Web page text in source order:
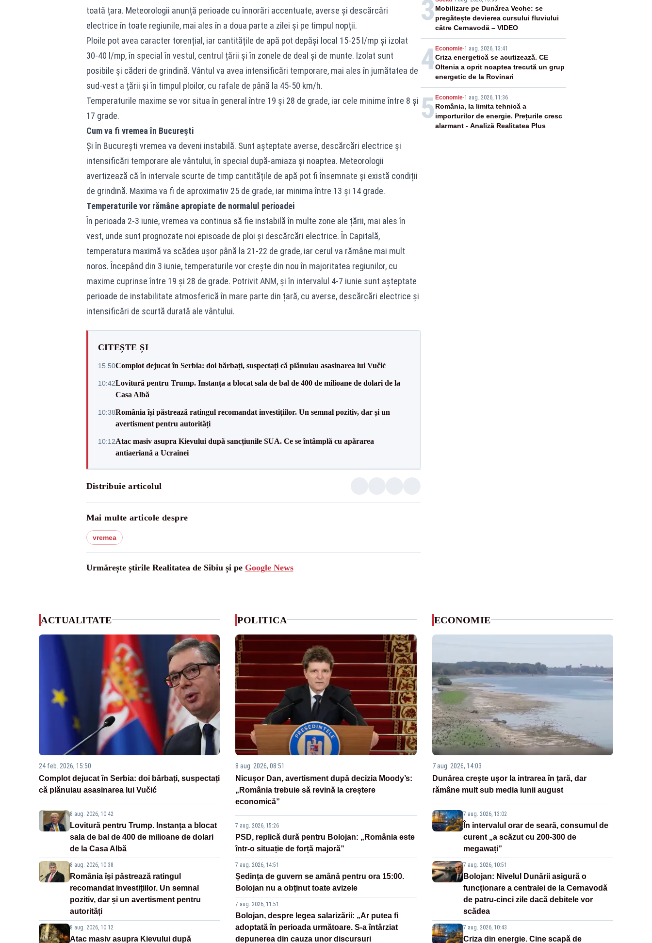
toată țara. Meteorologii anunță perioade cu înnorări accentuate, averse și descărcări
electrice în toate regiunile, mai ales în a doua parte a zilei și pe timpul nopții.
Ploile pot avea caracter torențial, iar cantitățile de apă pot depăși local 15-25 l/mp și izolat
30-40 l/mp, în special în vestul, centrul țării și în zonele de deal și de munte. Izolat sunt
posibile și căderi de grindină. Vântul va avea intensificări temporare, mai ales în jumătatea de
sud-vest a țării și în timpul ploilor, cu rafale de până la 45-50 km/h.
Temperaturile maxime se vor situa în general între 19 și 28 de grade, iar cele minime între 8 și
17 grade.
Cum va fi vremea în București
Și în București vremea va deveni instabilă. Sunt așteptate averse, descărcări electrice și
intensificări temporare ale vântului, în special după-amiaza și noaptea. Meteorologii
avertizează că în intervale scurte de timp cantitățile de apă pot fi însemnate și există condiții
de grindină. Maxima va fi de aproximativ 25 de grade, iar minima între 13 și 14 grade.
Temperaturile vor rămâne apropiate de normalul perioadei
În perioada 2-3 iunie, vremea va continua să fie instabilă în multe zone ale țării, mai ales în
vest, unde sunt prognozate noi episoade de ploi și descărcări electrice. În Capitală,
temperatura maximă va scădea ușor până la 21-22 de grade, iar cerul va rămâne mai mult
noros. Începând din 3 iunie, temperaturile vor crește din nou în majoritatea regiunilor, cu
maxime cuprinse între 19 și 28 de grade. Potrivit ANM, și în intervalul 4-7 iunie sunt așteptate
perioade de instabilitate atmosferică în mare parte din țară, cu averse, descărcări electrice și
intensificări de scurtă durată ale vântului.
CITEȘTE ȘI
15:50Complot dejucat în Serbia: doi bărbați, suspectați că plănuiau asasinarea lui Vučić
10:42Lovitură pentru Trump. Instanța a blocat sala de bal de 400 de milioane de dolari de la
Casa Albă
10:38România își păstrează ratingul recomandat investițiilor. Un semnal pozitiv, dar și un
avertisment pentru autorități
10:12Atac masiv asupra Kievului după sancțiunile SUA. Ce se întâmplă cu apărarea
antiaeriană a Ucrainei
Distribuie articolul
Mai multe articole despre
vremea
Urmărește știrile Realitatea de Sibiu și pe Google News
3 Mobilizare pe Dunărea Veche: se
pregătește devierea cursului fluviului
către Cernavodă – VIDEO
4Economie-1 aug. 2026, 13:41
Criza energetică se acutizează. CE
Oltenia a oprit noaptea trecută un grup
energetic de la Rovinari
5 Economie-1 aug. 2026, 11:36
România, la limita tehnică a
importurilor de energie. Prețurile cresc
alarmant - Analiză Realitatea Plus
ACTUALITATE
24 feb. 2026, 15:50
Complot dejucat în Serbia: doi bărbați, suspectați
că plănuiau asasinarea lui Vučić
8 aug. 2026, 10:42
Lovitură pentru Trump. Instanța a blocat
sala de bal de 400 de milioane de dolari
de la Casa Albă
8 aug. 2026, 10:38
România își păstrează ratingul
recomandat investițiilor. Un semnal
pozitiv, dar și un avertisment pentru
autorități
8 aug. 2026, 10:12
Atac masiv asupra Kievului după
POLITICA
8 aug. 2026, 08:51
Nicușor Dan, avertisment după decizia Moody’s:
„România trebuie să revină la creștere
economică”
7 aug. 2026, 15:26
PSD, replică dură pentru Bolojan: „România este
într-o situație de forță majoră”
7 aug. 2026, 14:51
Ședința de guvern se amână pentru ora 15:00.
Bolojan nu a obținut toate avizele
7 aug. 2026, 11:51
Bolojan, despre legea salarizării: „Ar putea fi
adoptată în perioada următoare. S-a întârziat
depunerea din cauza unor discursuri
ECONOMIE
7 aug. 2026, 14:03
Dunărea crește ușor la intrarea în țară, dar
rămâne mult sub media lunii august
7 aug. 2026, 13:02
În intervalul orar de seară, consumul de
curent „a scăzut cu 200-300 de
megawați”
7 aug. 2026, 10:51
Bolojan: Nivelul Dunării asigură o
funcționare a centralei de la Cernavodă
de patru-cinci zile dacă debitele vor
scădea
7 aug. 2026, 10:43
Criza din energie. Cine scapă de